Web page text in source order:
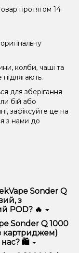
протягом 14
колби, чаші та
для зберігання
бій або
зафіксуйте це на
з нами до
Sonder Q
з
POD? 🔥
(Фіолетовий,
відрізняється
та
Sonder Q 1000
картриджем)
нас? 🛍️